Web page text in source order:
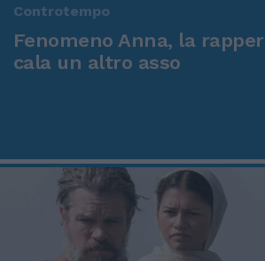
Controtempo
Fenomeno Anna, la
cala un altro asso